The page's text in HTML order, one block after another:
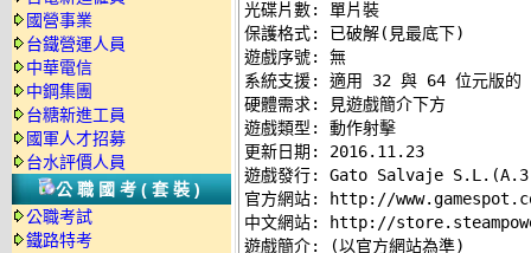
國營事業
台鐵營運人員
中華電信
中鋼集團
台糖新進工員
國軍人才招募
台水評價人員
公職國考(套裝)
公職考試
鐵路特考
光碟片數: 單片裝
保護格式: 已破解( 見最底下)
遊戲序號: 無
系統支援: 適用 32 與 64 位元版的
硬體需求:
見遊戲簡介下方
遊戲類型: 動作射擊
更新日期: 2016.11.23
遊戲發行: Gato Salvaje
官方網站: http://
中文網站: http://